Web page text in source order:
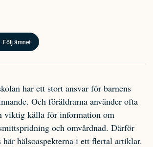
Följ ämnet
har ett stort ansvar för barnens
Och föräldrarna använder ofta
viktig källa för information om
och omvårdnad. Därför
här hälsoaspekterna i ett flertal artiklar.